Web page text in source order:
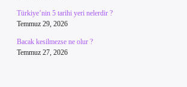
Türkiye’nin 5 tarihi yeri nelerdir ?
Temmuz 29, 2026
Bacak kesilmezse ne olur ?
Temmuz 27, 2026